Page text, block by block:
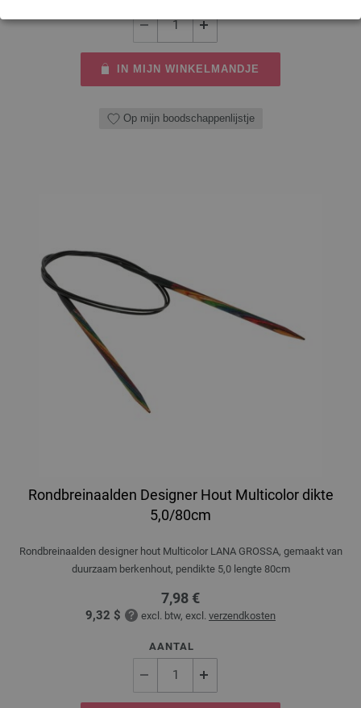
IN MIJN WINKELMANDJE
Op mijn boodschappenlijstje
Rondbreinaalden Designer Hout Multicolor dikte
5,0/80cm
Rondbreinaalden designer hout Multicolor LANA GROSSA, gemaakt van
duurzaam berkenhout, pendikte 5,0 lengte 80cm
7,98 €
9,32 $ excl. btw, excl. verzendkosten
AANTAL